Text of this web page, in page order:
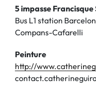
5 impasse
Bus L1 station
Compans-Cafarelli
Peinture
http://